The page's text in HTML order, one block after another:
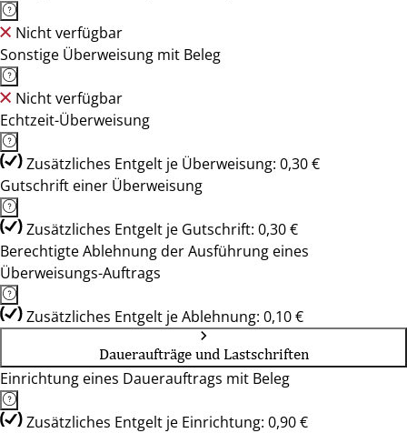
Nicht verfügbar
Sonstige Überweisung mit Beleg
Nicht verfügbar
Echtzeit-Überweisung
Zusätzliches Entgelt je Überweisung: 0,30 €
Gutschrift einer Überweisung
Zusätzliches Entgelt je Gutschrift: 0,30 €
Berechtigte Ablehnung der Ausführung eines
Überweisungs-Auftrags
Zusätzliches Entgelt je Ablehnung: 0,10 €
Daueraufträge und Lastschriften
Einrichtung eines Dauerauftrags mit Beleg
Zusätzliches Entgelt je Einrichtung: 0,90 €